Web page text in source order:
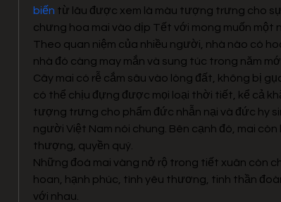
biến từ lâu được xem là màu tượng trưng cho
chưng hoa mai vào dịp Tết với mong muốn một
Theo quan niệm của nhiều người, nhà nào có
nhà đó càng may mắn và sung túc trong năm
Cây mai có rễ cắm sâu vào lòng đất, không bị
có thể chịu đựng được mọi loại thời tiết, kể cả
tượng trưng cho phẩm đức nhẫn nại và đức hy
người Việt Nam nói chung. Bên cạnh đó, mai
thượng, quyền quý.
Những đoá mai vàng nở rộ trong tiết xuân còn
hoan, hạnh phúc, tình yêu thương, tinh thần
với nhau.